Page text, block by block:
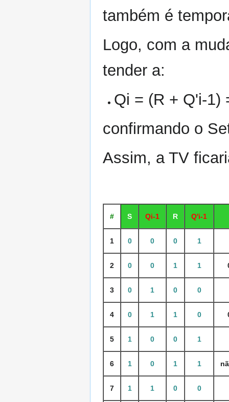
também é
Logo, com a
tender a:
Qi = (R + Q'i-1)
confirmando o
Assim, a TV
# S Qi-1 R Q'i-1
1 0 0 0 1
2 0 0 1 1
3 0 1 0 0
4 0 1 1 0
5 1 0 0 1
6 1 0 1 1
7 1 1 0 0